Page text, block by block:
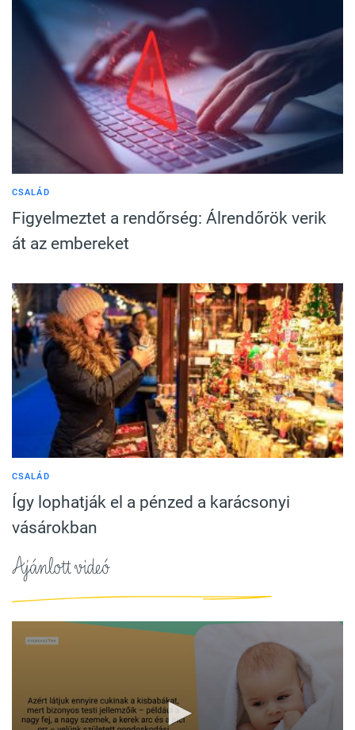
CSALÁD
Figyelmeztet a rendőrség: Álrendőrök verik
át az embereket
CSALÁD
Így lophatják el a pénzed a karácsonyi
vásárokban
Ajánlott videó